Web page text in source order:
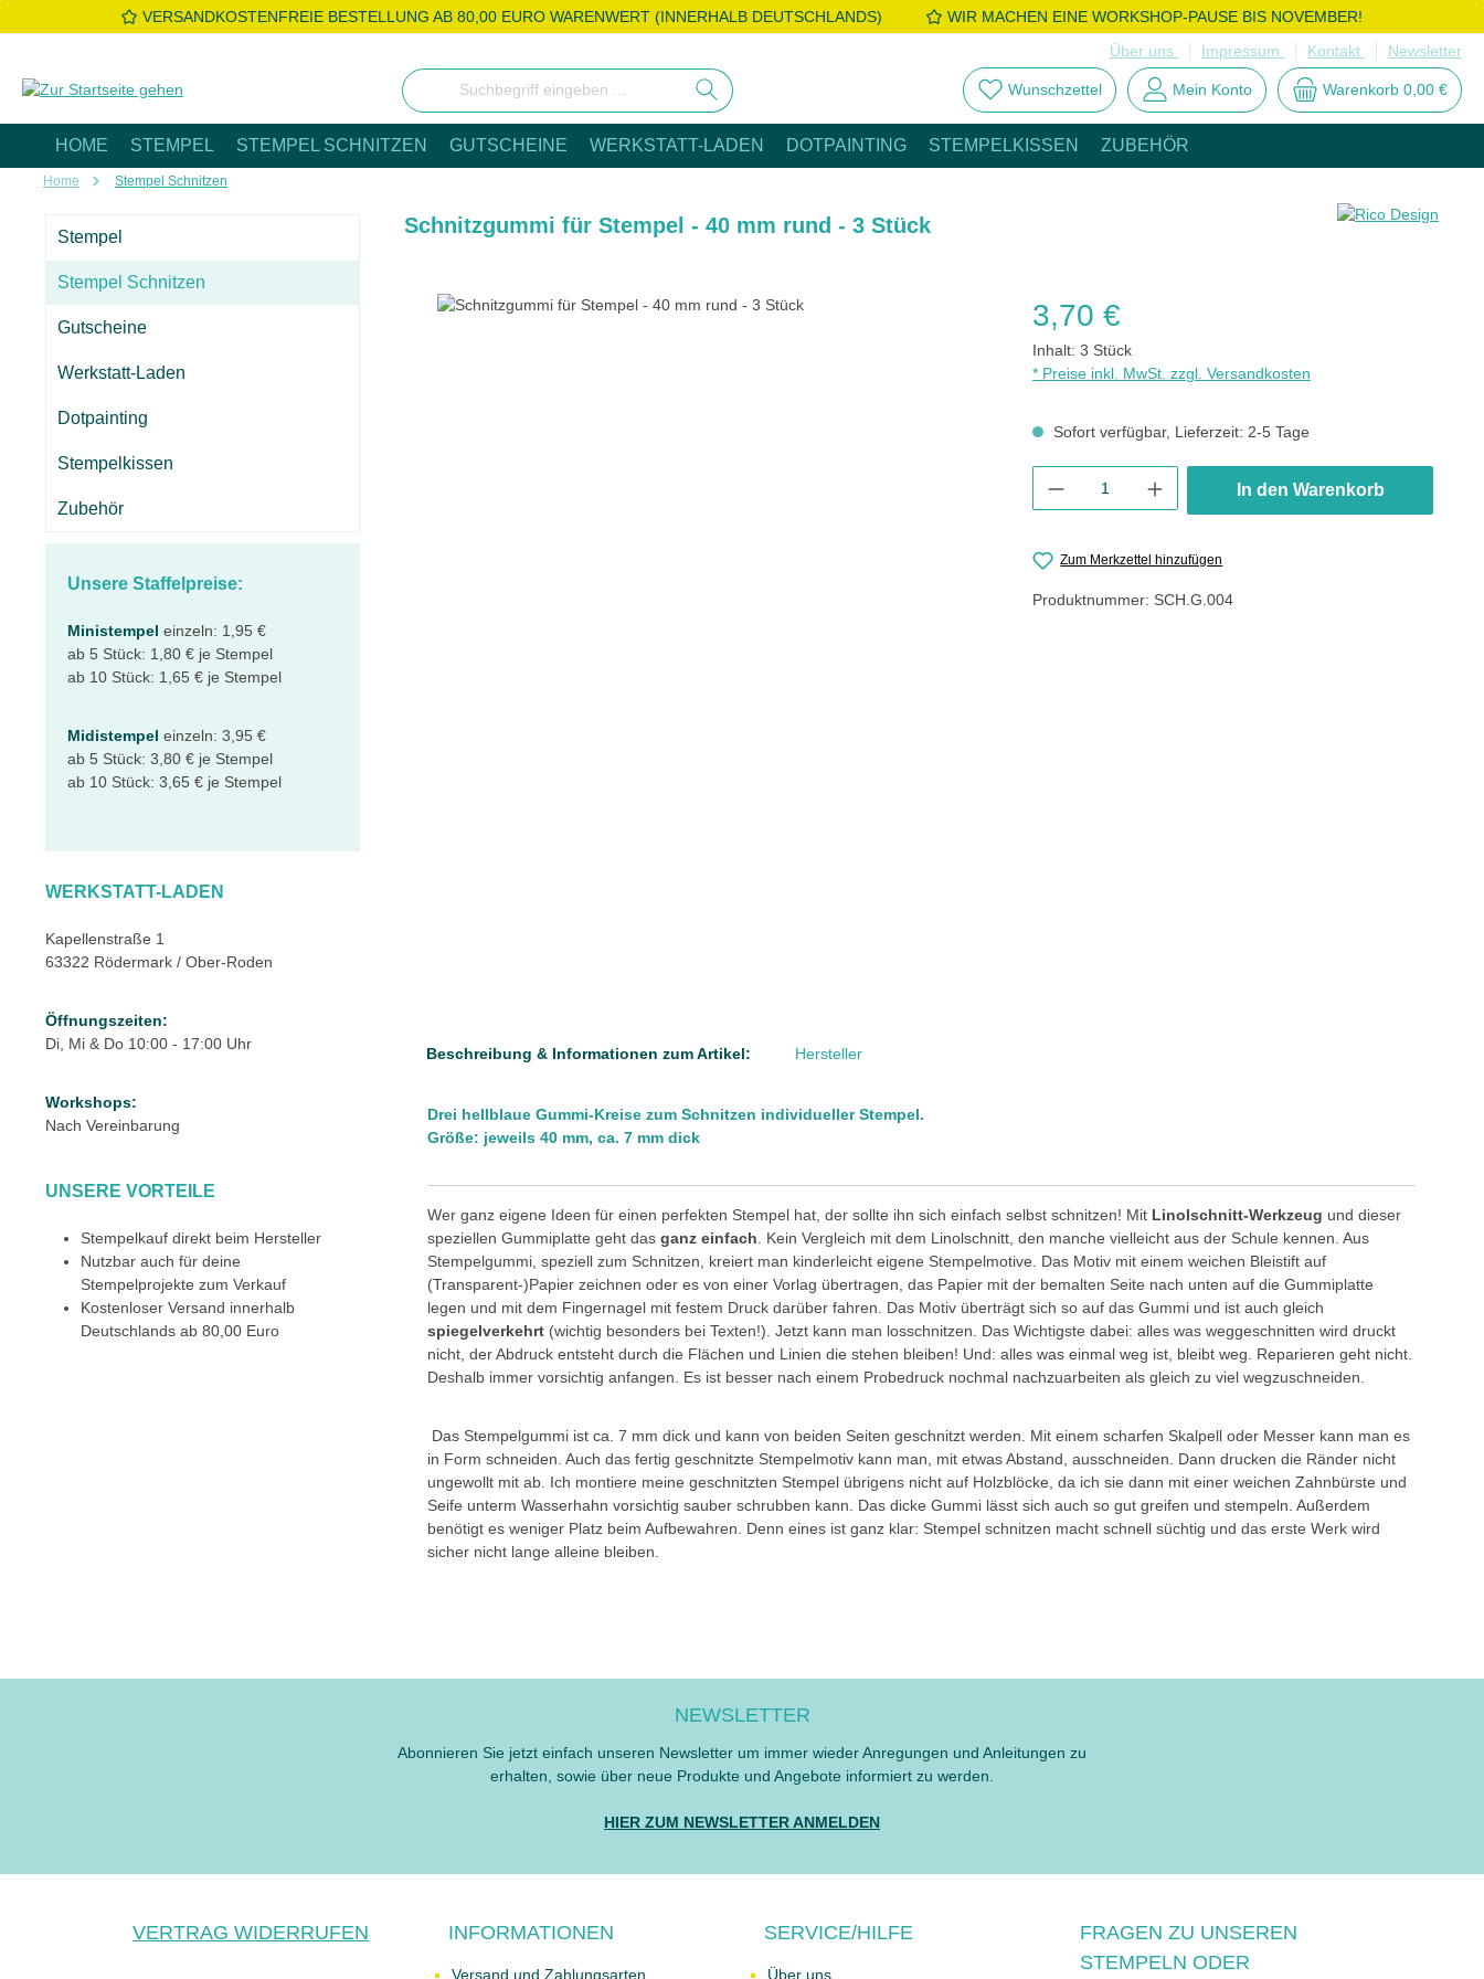
Hauptinhalt springen
Zur Suche springen
Zur Hauptnavigation springenVERSANDKOSTENFREIE BESTELLUNG AB 80,00 EURO WARENWERT (INNERHALB DEUTSCHLANDS)
WIR MACHEN EINE WORKSHOP-PAUSE BIS NOVEMBER!
Über uns
Impressum Kontakt Newsletter
Wunschzettel Mein Konto Warenkorb 0,00 €
HOME STEMPEL STEMPEL SCHNITZEN GUTSCHEINE WERKSTATT-LADEN DOTPAINTING STEMPELKISSEN ZUBEHÖR
Home Stempel Schnitzen
Stempel
Stempel Schnitzen
Gutscheine
Werkstatt-Laden
Dotpainting
Stempelkissen
Zubehör
Unsere Staffelpreise:
Ministempel einzeln: 1,95 €
ab 5 Stück: 1,80 € je Stempel
ab 10 Stück: 1,65 € je Stempel
Midistempel einzeln: 3,95 €
ab 5 Stück: 3,80 € je Stempel
ab 10 Stück: 3,65 € je Stempel
WERKSTATT-LADEN
Kapellenstraße 1
63322 Rödermark / Ober-Roden
Öffnungszeiten:
Di, Mi & Do 10:00 - 17:00 Uhr
Workshops:
Nach Vereinbarung
UNSERE VORTEILE
Stempelkauf direkt beim Hersteller
Nutzbar auch für deine
Stempelprojekte zum Verkauf
Kostenloser Versand innerhalb
Deutschlands ab 80,00 Euro
Schnitzgummi für Stempel - 40 mm rund - 3 Stück
Bildergalerie überspringen Regulärer Preis:
3,70 €
Inhalt:3 Stück
* Preise inkl. MwSt. zzgl. Versandkosten
Sofort verfügbar, Lieferzeit: 2-5 Tage
In den Warenkorb
Zum Merkzettel hinzufügen
Produktnummer: SCH.G.004
Beschreibung & Informationen zum Artikel: Hersteller
Drei hellblaue Gummi-Kreise zum Schnitzen individueller Stempel.
Größe: jeweils 40 mm, ca. 7 mm dick
Wer ganz eigene Ideen für einen perfekten Stempel hat, der sollte ihn sich einfach selbst schnitzen! Mit Linolschnitt-Werkzeug und dieser
speziellen Gummiplatte geht das ganz einfach . Kein Vergleich mit dem Linolschnitt, den manche vielleicht aus der Schule kennen. Aus
Stempelgummi, speziell zum Schnitzen, kreiert man kinderleicht eigene Stempelmotive. Das Motiv mit einem weichen Bleistift auf
(Transparent-)Papier zeichnen oder es von einer Vorlag übertragen, das Papier mit der bemalten Seite nach unten auf die Gummiplatte
legen und mit dem Fingernagel mit festem Druck darüber fahren. Das Motiv überträgt sich so auf das Gummi und ist auch gleich
spiegelverkehrt (wichtig besonders bei Texten!). Jetzt kann man losschnitzen. Das Wichtigste dabei: alles was weggeschnitten wird druckt
nicht, der Abdruck entsteht durch die Flächen und Linien die stehen bleiben! Und: alles was einmal weg ist, bleibt weg. Reparieren geht nicht.
Deshalb immer vorsichtig anfangen. Es ist besser nach einem Probedruck nochmal nachzuarbeiten als gleich zu viel wegzuschneiden.
Das Stempelgummi ist ca. 7 mm dick und kann von beiden Seiten geschnitzt werden. Mit einem scharfen Skalpell oder Messer kann man es
in Form schneiden. Auch das fertig geschnitzte Stempelmotiv kann man, mit etwas Abstand, ausschneiden. Dann drucken die Ränder nicht
ungewollt mit ab. Ich montiere meine geschnitzten Stempel übrigens nicht auf Holzblöcke, da ich sie dann mit einer weichen Zahnbürste und
Seife unterm Wasserhahn vorsichtig sauber schrubben kann. Das dicke Gummi lässt sich auch so gut greifen und stempeln. Außerdem
benötigt es weniger Platz beim Aufbewahren. Denn eines ist ganz klar: Stempel schnitzen macht schnell süchtig und das erste Werk wird
sicher nicht lange alleine bleiben.
NEWSLETTER
Abonnieren Sie jetzt einfach unseren Newsletter um immer wieder Anregungen und Anleitungen zu
erhalten, sowie über neue Produkte und Angebote informiert zu werden.
HIER ZUM NEWSLETTER ANMELDEN
FRAGEN ZU UNSEREN
STEMPELN ODER
VERTRAG WIDERRUFEN INFORMATIONEN
Versand und Zahlungsarten
SERVICE/HILFE
Über uns